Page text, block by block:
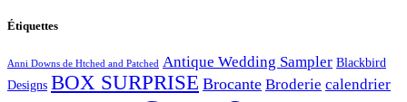
Étiquettes
Anni Downs de Htched and Patched Antique Wedding Sampler Blackbird
Designs BOX SURPRISE Brocante Broderie calendrier